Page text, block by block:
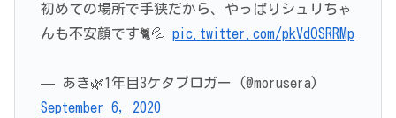
初めての場所で手狭だから、やっぱりシュリちゃ
んも不安顔です🐈💦 pic.twitter.com/pkVdOSRRMp
— あき🌿1年目3ケタブロガー (@morusera)
September 6, 2020